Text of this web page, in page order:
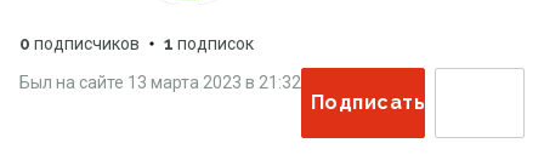
0 подписчиков 1 подписок
Был на сайте 13 марта 2023 в 21:32
Подписаться